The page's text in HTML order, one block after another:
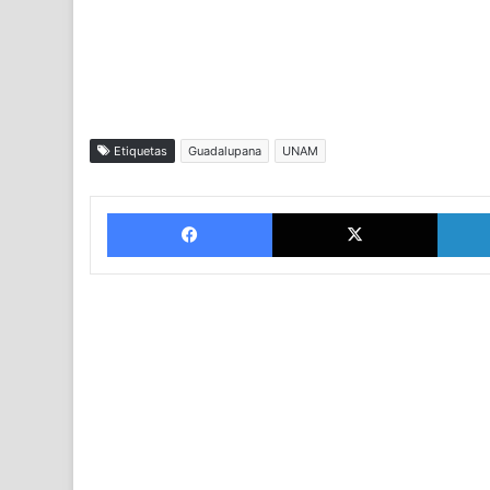
Etiquetas Guadalupana UNAM
Facebook X